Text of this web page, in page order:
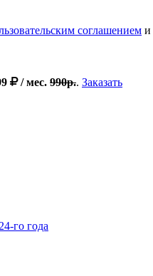
соглашением и
/ мес. 990р.. Заказать
го года